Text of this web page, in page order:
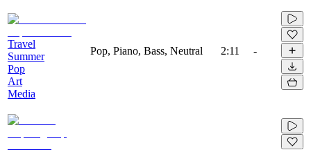
Travel
Summer
Pop
Art
Media
Pop, Piano, Bass, Neutral 2:11 -